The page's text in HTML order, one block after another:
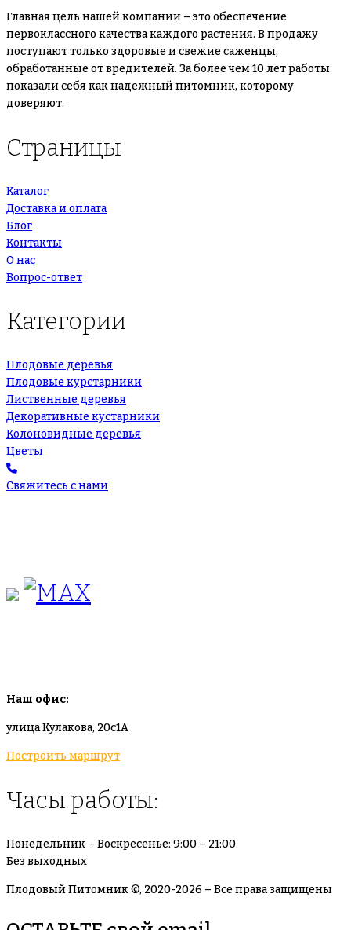
Главная цель нашей компании – это обеспечение
первоклассного качества каждого растения. В продажу
поступают только здоровые и свежие саженцы,
обработанные от вредителей. За более чем 10 лет работы
показали себя как надежный питомник, которому
доверяют.
Страницы
Каталог
Доставка и оплата
Блог
Контакты
О нас
Вопрос-ответ
Категории
Плодовые деревья
Плодовые курстарники
Лиственные деревья
Декоративные кустарники
Колоновидные деревья
Цветы
Свяжитесь с нами
Наш офис:
улица Кулакова, 20с1А
Построить маршрут
Часы работы:
Понедельник – Воскресенье: 9:00 – 21:00
Без выходных
Плодовый Питомник ©, 2020-2026 – Все права защищены